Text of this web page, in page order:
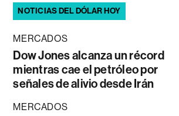
NOTICIAS DEL DÓLAR HOY
MERCADOS
Dow Jones alcanza un récord
mientras cae el petróleo por
señales de alivio desde Irán
MERCADOS